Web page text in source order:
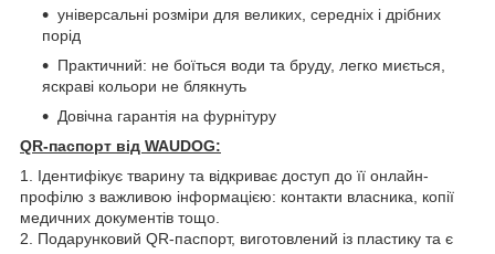
універсальні розміри для великих, середніх і дрібних
порід
Практичний: не боїться води та бруду, легко миється,
яскраві кольори не блякнуть
Довічна гарантія на фурнітуру
QR-паспорт від WAUDOG:
1. Ідентифікує тварину та відкриває доступ до її онлайн-
профілю з важливою інформацією: контакти власника, копії
медичних документів тощо.
2. Подарунковий QR-паспорт, виготовлений із пластику та є